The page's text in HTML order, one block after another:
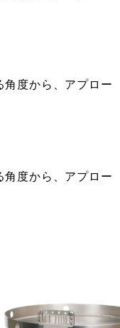
角度から、アプロー
角度から、アプロー